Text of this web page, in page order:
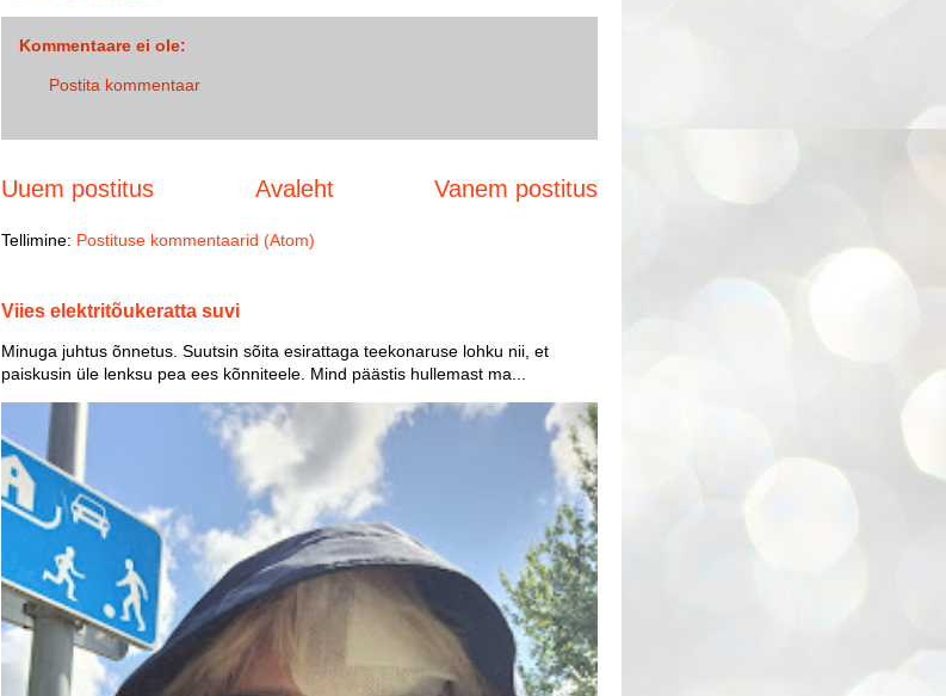
Kommentaare ei ole:
Postita kommentaar
Uuem postitus Vanem postitus
Avaleht
Tellimine: Postituse kommentaarid (Atom)
Viies elektritõukeratta suvi
Minuga juhtus õnnetus. Suutsin sõita esirattaga teekonaruse lohku nii, et
paiskusin üle lenksu pea ees kõnniteele. Mind päästis hullemast ma...